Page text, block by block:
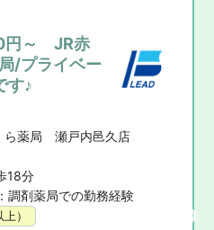
円～ JR赤
/プライベー
す♪
ら薬局 瀬戸内邑久店
18分
調剤薬局での勤務経験
）